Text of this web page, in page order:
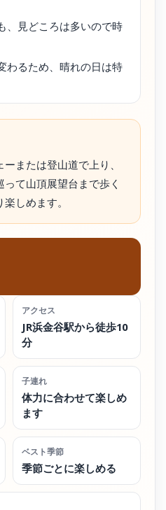
、見どころは多いので時
わるため、晴れの日は特
または登山道で上り、
て山頂展望台まで歩く
しめます。
アクセス
JR浜金谷駅から徒歩10
分
子連れ
体力に合わせて楽しめ
ます
ベスト季節
季節ごとに楽しめる